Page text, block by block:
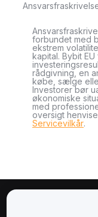
forbundet med
ekstrem
kapital. Bybit
rådgivning, en
købe, sælge
Investorer bør
økonomiske
med
oversigt
Servicevilkår.